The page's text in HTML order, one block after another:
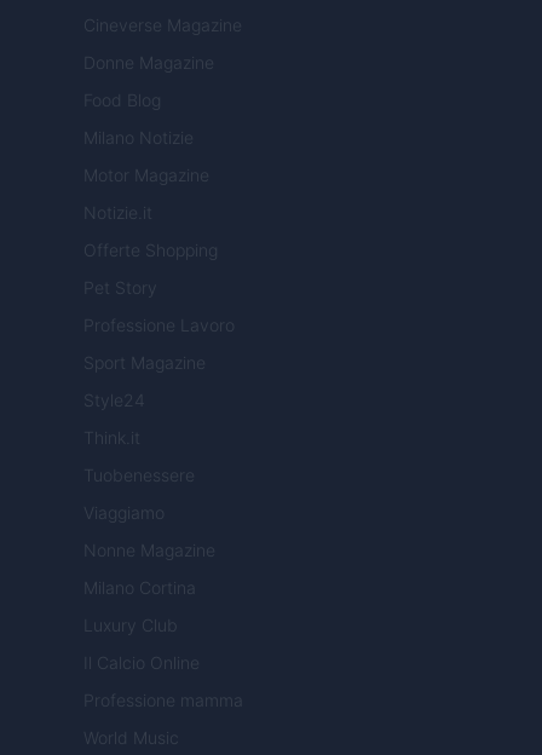
Cineverse Magazine
Donne Magazine
Food Blog
Milano Notizie
Motor Magazine
Notizie.it
Offerte Shopping
Pet Story
Professione Lavoro
Sport Magazine
Style24
Think.it
Tuobenessere
Viaggiamo
Nonne Magazine
Milano Cortina
Luxury Club
Il Calcio Online
Professione mamma
World Music